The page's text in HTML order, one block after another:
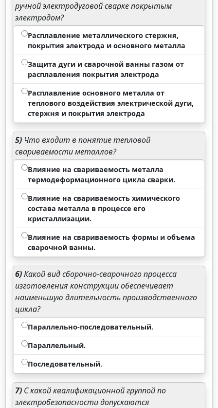
ручной электродуговой сварке покрытым
электродом?
Расплавление металлического стержня,
покрытия электрода и основного металла
Защита дуги и сварочной ванны газом от
расплавления покрытия электрода
Расплавление основного металла от
теплового воздействия электрической дуги,
стержня и покрытия электрода
5) Что входит в понятие тепловой
свариваемости металлов?
Влияние на свариваемость металла
термодеформационного цикла сварки.
Влияние на свариваемость химического
состава металла в процессе его
кристаллизации.
Влияние на свариваемость формы и объема
сварочной ванны.
6)Какой вид сборочно-сварочного процесса
изготовления конструкции обеспечивает
наименьшую длительность производственного
цикла?
Параллельно-последовательный.
Параллельный.
Последовательный.
7) С какой квалификационной группой по
электробезопасности допускаются